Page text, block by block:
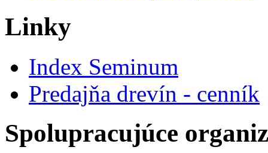
Linky
Index Seminum
Predajňa drevín - cenník
Spolupracujúce